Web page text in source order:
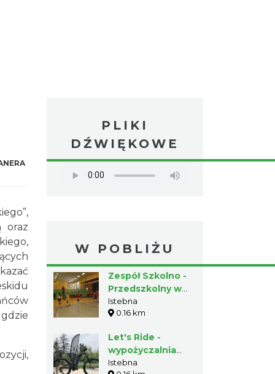
oraz
PLIKI
DŹWIĘKOWE
W POBLIŻU
Zespół Szkolno -
Przedszkolny w
Istebnej Szkoła
Podstawowa Nr 1
Londzina
Istebna
0.16 km
Let's Ride -
wypożyczalnia
rowerów
Istebna